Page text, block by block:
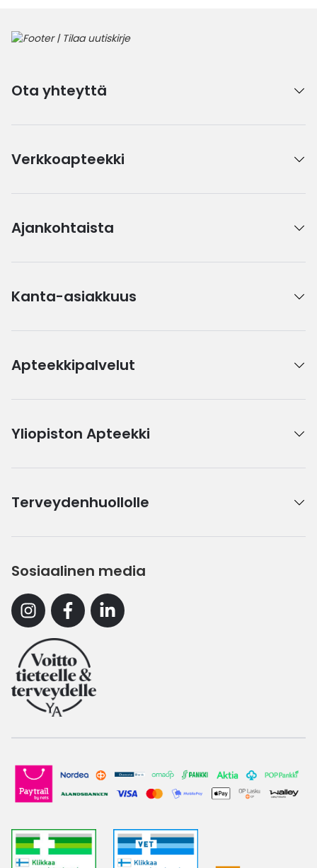
Ota yhteyttä
Verkkoapteekki
Ajankohtaista
Kanta-asiakkuus
Apteekkipalvelut
Yliopiston Apteekki
Terveydenhuollolle
Sosiaalinen media
InstagramFacebookLinkedin